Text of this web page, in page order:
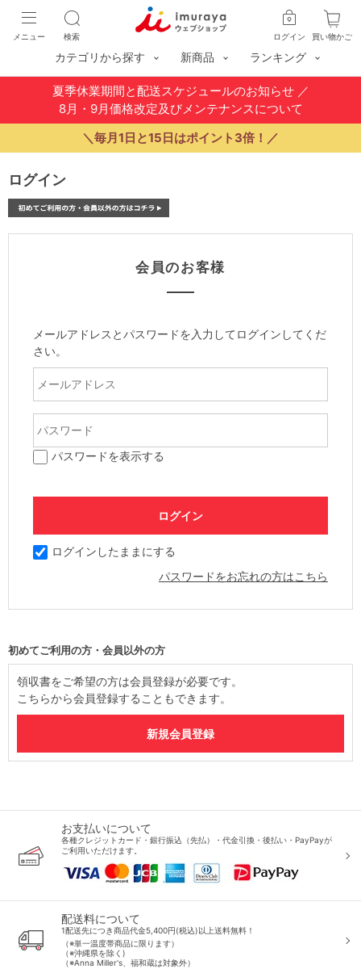
買い物かご
ログイン
検索
メニュー
カテゴリから探す 新商品 ランキング
夏季休業期間と配送スケジュールのお知らせ／
8月・9月価格改定及びメンテナンスについて
＼毎月1日と15日はポイント3倍！／
ログイン
会員のお客様
メールアドレスとパスワードを入力してログインしてくだ
さい。
パスワードを表示する
ログインしたままにする
パスワードをお忘れの方はこちら
初めてご利用の方・会員以外の方
お支払いについて
各種クレジットカード・銀行振込（先払）・代金引換・後払い・PayPayが
ご利用いただけます。
配送料について
1配送先につき商品代金5,400円(税込)以上送料無料！
（※単一温度帯商品に限ります）
（※沖縄県を除く)
（※Anna Miller's、福和蔵は対象外）